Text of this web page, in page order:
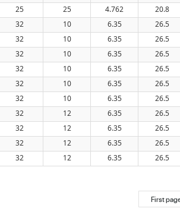
25 25 4.762 20.8
32 10 6.35 26.5
32 10 6.35 26.5
32 10 6.35 26.5
32 10 6.35 26.5
32 10 6.35 26.5
32 10 6.35 26.5
32 12 6.35 26.5
32 12 6.35 26.5
32 12 6.35 26.5
32 12 6.35 26.5
First